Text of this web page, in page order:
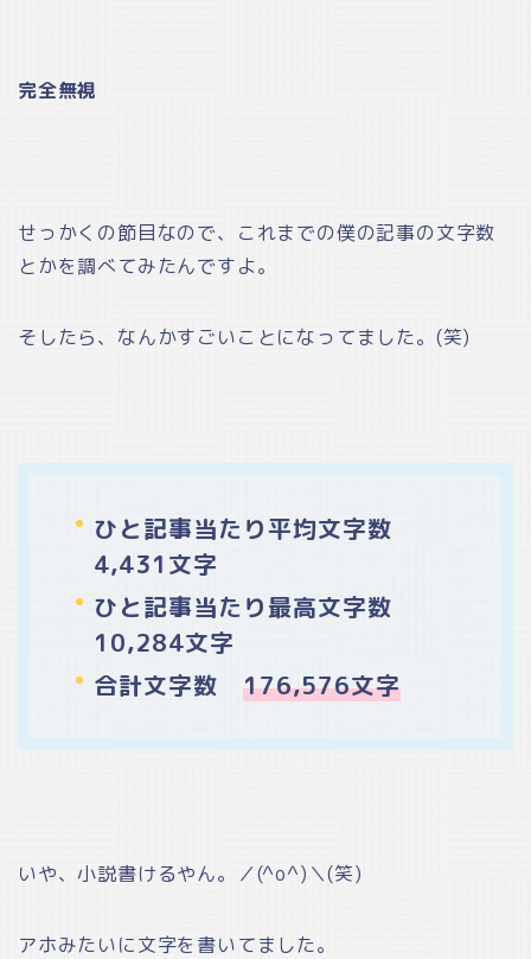
完全無視
せっかくの節目なので、これまでの僕の記事の文字数
とかを調べてみたんですよ。
そしたら、なんかすごいことになってました。(笑)
ひと記事当たり平均文字数
4,431文字
ひと記事当たり最高文字数
10,284文字
合計文字数 176,576文字
いや、小説書けるやん。／(^o^)＼(笑)
アホみたいに文字を書いてました。